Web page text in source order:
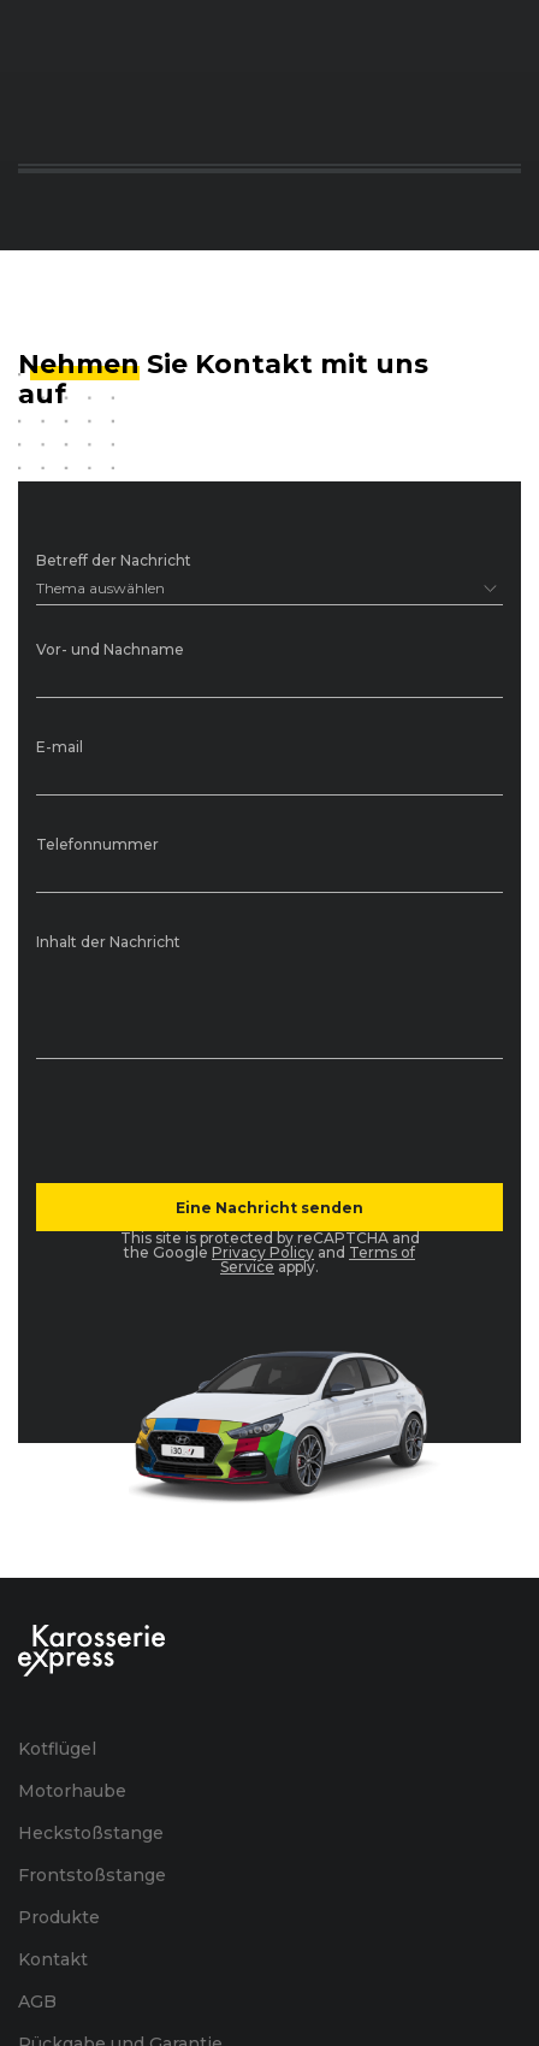
Betreff der Nachricht
Thema auswählen
Vor- und Nachname
E-mail
Telefonnummer
Inhalt der Nachricht
This site is protected by reCAPTCHA and
the Google Privacy Policy and Terms of
Service apply.
Nehmen Sie Kontakt mit uns
auf
Kotflügel
Motorhaube
Heckstoßstange
Frontstoßstange
Produkte
Kontakt
AGB